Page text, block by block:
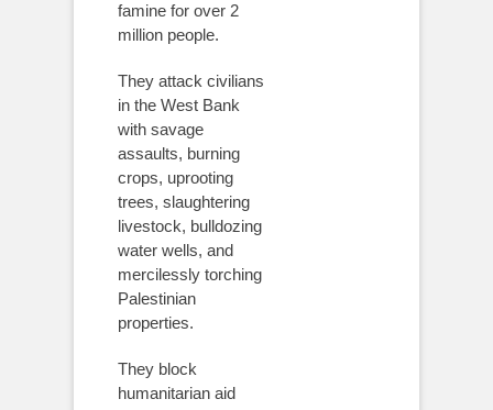
famine for over 2
million people.
They attack civilians
in the West Bank
with savage
assaults, burning
crops, uprooting
trees, slaughtering
livestock, bulldozing
water wells, and
mercilessly torching
Palestinian
properties.
They block
humanitarian aid